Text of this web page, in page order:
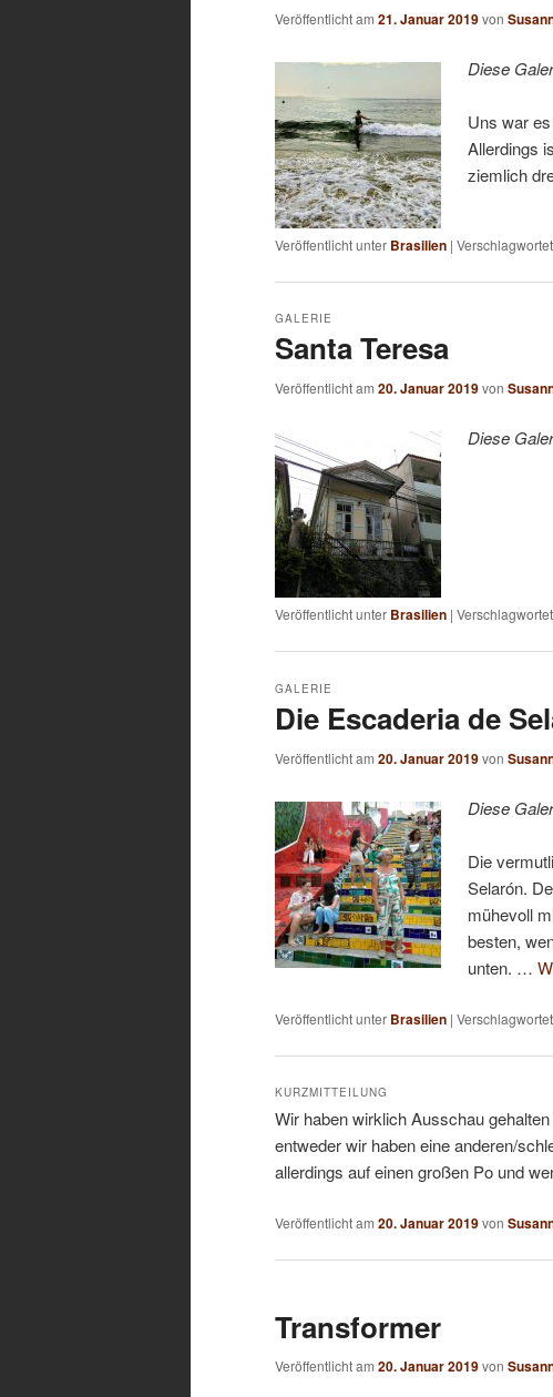
Veröffentlicht am 21. Januar 2019von
Diese
Uns war
Allerdings
ziemlich
Veröffentlicht unter Brasilien |
Santa Teresa
GALERIE
Veröffentlicht am 20. Januar 2019von
Diese
Veröffentlicht unter Brasilien |
Die Escaderia de
GALERIE
Veröffentlicht am 20. Januar 2019von
Diese
Die
Selarón.
mühevoll
besten,
unten. …
Veröffentlicht unter Brasilien |
KURZMITTEILUNG
Wir haben wirklich Ausschau
entweder wir haben eine anderen/
allerdings auf einen großen Po und
Veröffentlicht am 20. Januar 2019von
Transformer
Veröffentlicht am 20. Januar 2019von